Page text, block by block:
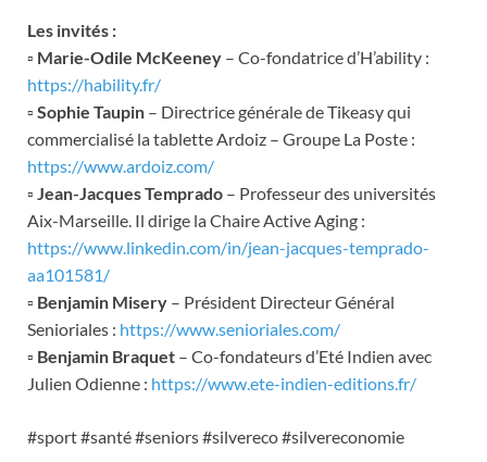
Les invités :
▫ Marie-Odile McKeeney – Co-fondatrice d’H’ability :
https://hability.fr/
▫ Sophie Taupin – Directrice générale de Tikeasy qui
commercialisé la tablette Ardoiz – Groupe La Poste :
https://www.ardoiz.com/
▫ Jean-Jacques Temprado – Professeur des universités
Aix-Marseille. Il dirige la Chaire Active Aging :
https://www.linkedin.com/in/jean-jacques-temprado-
aa101581/
▫ Benjamin Misery – Président Directeur Général
Senioriales : https://www.senioriales.com/
▫ Benjamin Braquet – Co-fondateurs d’Eté Indien avec
Julien Odienne : https://www.ete-indien-editions.fr/
#sport #santé #seniors #silvereco #silvereconomie